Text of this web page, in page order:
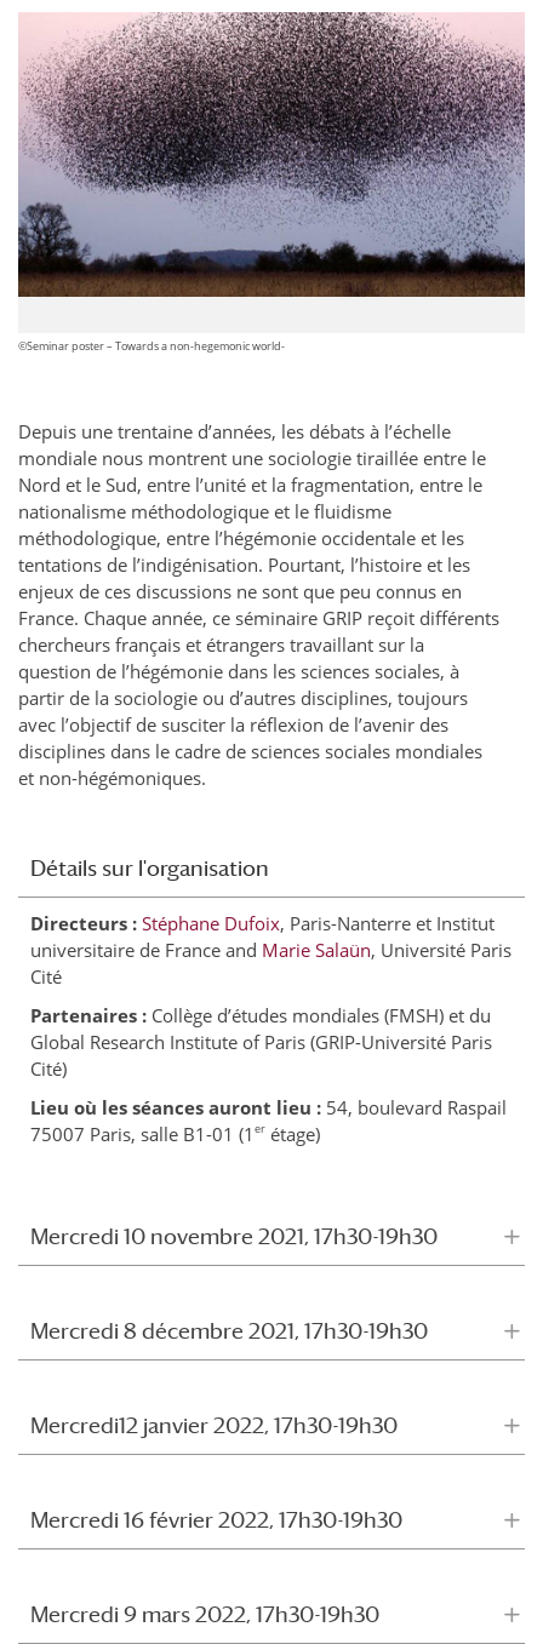
©Seminar poster – Towards a non-hegemonic world-
Depuis une trentaine d’années, les débats à l’échelle
mondiale nous montrent une sociologie tiraillée entre le
Nord et le Sud, entre l’unité et la fragmentation, entre le
nationalisme méthodologique et le fluidisme
méthodologique, entre l’hégémonie occidentale et les
tentations de l’indigénisation. Pourtant, l’histoire et les
enjeux de ces discussions ne sont que peu connus en
France. Chaque année, ce séminaire GRIP reçoit différents
chercheurs français et étrangers travaillant sur la
question de l’hégémonie dans les sciences sociales, à
partir de la sociologie ou d’autres disciplines, toujours
avec l’objectif de susciter la réflexion de l’avenir des
disciplines dans le cadre de sciences sociales mondiales
et non-hégémoniques.
Détails sur l'organisation
Directeurs : Stéphane Dufoix, Paris-Nanterre et Institut
universitaire de France and Marie Salaün, Université Paris
Cité
Partenaires : Collège d’études mondiales (FMSH) et du
Global Research Institute of Paris (GRIP-Université Paris
Cité)
Lieu où les séances auront lieu : 54, boulevard Raspail
75007 Paris, salle B1-01 (1 er étage)
Mercredi 10 novembre 2021, 17h30-19h30
Mercredi 8 décembre 2021, 17h30-19h30
Mercredi12 janvier 2022, 17h30-19h30
Mercredi 16 février 2022, 17h30-19h30
Mercredi 9 mars 2022, 17h30-19h30